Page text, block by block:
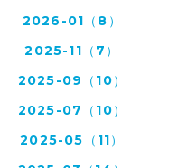
2026-01（8）
2025-11（7）
2025-09（10）
2025-07（10）
2025-05（11）